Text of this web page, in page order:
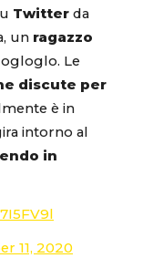
Twitter da
un ragazzo
Le
discute per
è in
intorno al
in
11, 2020